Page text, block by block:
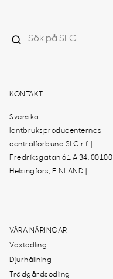
KONTAKT
Svenska
lantbruksproducenternas
centralförbund SLC r.f. |
Fredriksgatan 61 A 34, 00100
Helsingfors, FINLAND |
VÅRA NÄRINGAR
Växtodling
Djurhållning
Trädgårdsodling